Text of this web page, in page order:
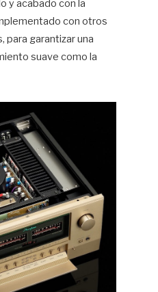
y acabado con la
con otros
para garantizar una
suave como la